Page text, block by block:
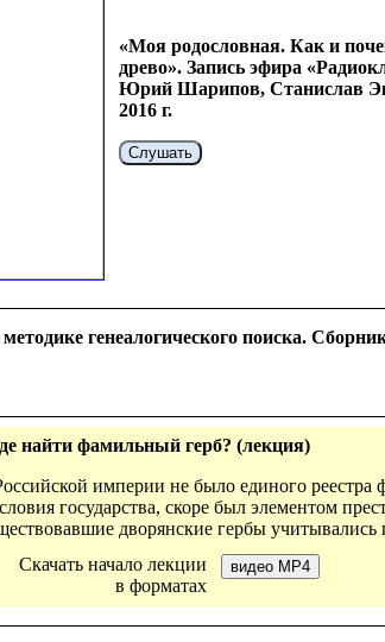
«Моя родословная. Как и
древо». Запись эфира
Юрий Шарипов, Станислав
2016 г.
Слушать
генеалогического поиска.
найти фамильный герб? (лекция)
империи не было единого реестра
государства, скоре был элементом
дворянские гербы
Скачать начало лекции
в форматах